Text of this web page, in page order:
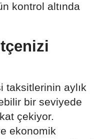
kontrol altında
taksitlerinin aylık
bir seviyede
çekiyor.
ekonomik